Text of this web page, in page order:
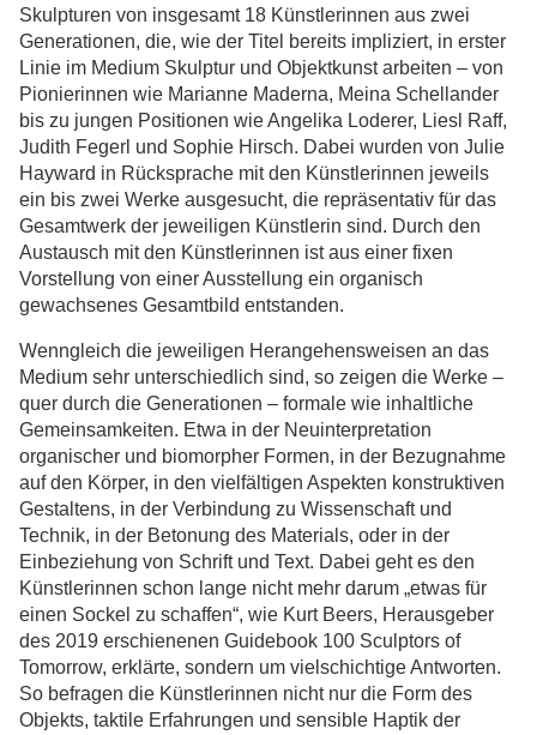
Skulpturen von insgesamt 18 Künstlerinnen aus zwei
Generationen, die, wie der Titel bereits impliziert, in erster
Linie im Medium Skulptur und Objektkunst arbeiten – von
Pionierinnen wie Marianne Maderna, Meina Schellander
bis zu jungen Positionen wie Angelika Loderer, Liesl Raff,
Judith Fegerl und Sophie Hirsch. Dabei wurden von Julie
Hayward in Rücksprache mit den Künstlerinnen jeweils
ein bis zwei Werke ausgesucht, die repräsentativ für das
Gesamtwerk der jeweiligen Künstlerin sind. Durch den
Austausch mit den Künstlerinnen ist aus einer fixen
Vorstellung von einer Ausstellung ein organisch
gewachsenes Gesamtbild entstanden.
Wenngleich die jeweiligen Herangehensweisen an das
Medium sehr unterschiedlich sind, so zeigen die Werke –
quer durch die Generationen – formale wie inhaltliche
Gemeinsamkeiten. Etwa in der Neuinterpretation
organischer und biomorpher Formen, in der Bezugnahme
auf den Körper, in den vielfältigen Aspekten konstruktiven
Gestaltens, in der Verbindung zu Wissenschaft und
Technik, in der Betonung des Materials, oder in der
Einbeziehung von Schrift und Text. Dabei geht es den
Künstlerinnen schon lange nicht mehr darum „etwas für
einen Sockel zu schaffen“, wie Kurt Beers, Herausgeber
des 2019 erschienenen Guidebook 100 Sculptors of
Tomorrow, erklärte, sondern um vielschichtige Antworten.
So befragen die Künstlerinnen nicht nur die Form des
Objekts, taktile Erfahrungen und sensible Haptik der